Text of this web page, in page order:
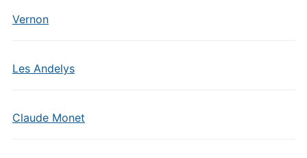
Vernon
Les Andelys
Claude Monet